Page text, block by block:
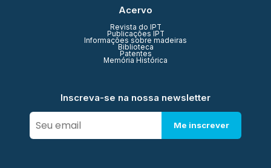
Acervo
Revista do IPT
Publicações IPT
Informações sobre madeiras
Biblioteca
Patentes
Memória Histórica
Inscreva-se na nossa newsletter
Me inscrever